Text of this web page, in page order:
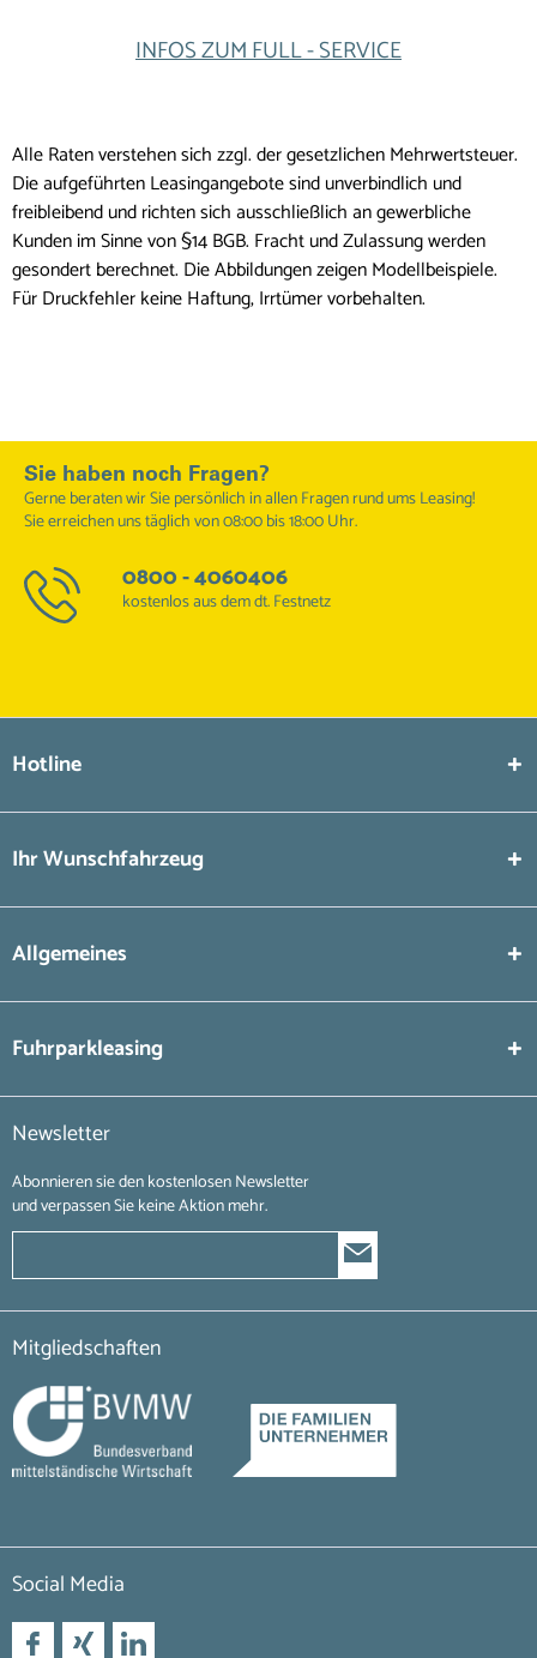
INFOS ZUM FULL - SERVICE
Alle Raten verstehen sich zzgl. der gesetzlichen Mehrwertsteuer.
Die aufgeführten Leasingangebote sind unverbindlich und
freibleibend und richten sich ausschließlich an gewerbliche
Kunden im Sinne von §14 BGB. Fracht und Zulassung werden
gesondert berechnet. Die Abbildungen zeigen Modellbeispiele.
Für Druckfehler keine Haftung, Irrtümer vorbehalten.
Sie haben noch Fragen?
Gerne beraten wir Sie persönlich in allen Fragen rund ums Leasing!
Sie erreichen uns täglich von 08:00 bis 18:00 Uhr.
0800 - 4060406
kostenlos aus dem dt. Festnetz
Hotline
Ihr Wunschfahrzeug
Allgemeines
Fuhrparkleasing
Newsletter
Abonnieren sie den kostenlosen Newsletter
und verpassen Sie keine Aktion mehr.
Mitgliedschaften
Social Media